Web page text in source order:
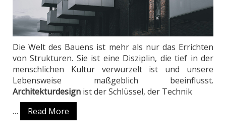
Die Welt des Bauens ist mehr als nur das Errichten
von Strukturen. Sie ist eine Disziplin, die tief in der
menschlichen Kultur verwurzelt ist und unsere
Lebensweise maßgeblich beeinflusst.
Architekturdesign ist der Schlüssel, der Technik
…
Read More